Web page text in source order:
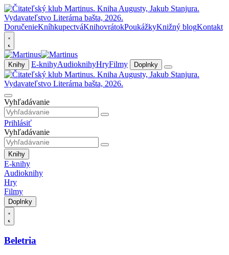
DoručenieKníhkupectváKnihovrátokPoukážkyKnižný blogKontakt
Knihy E-knihyAudioknihyHryFilmy Doplnky
Vyhľadávanie
Prihlásiť
Vyhľadávanie
Knihy
E-knihy
Audioknihy
Hry
Filmy
Doplnky
Beletria